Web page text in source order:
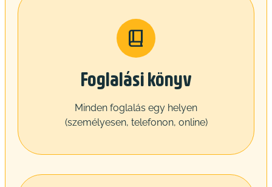
Foglalási könyv
Minden foglalás egy helyen
(személyesen, telefonon, online)